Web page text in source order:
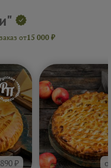
от15 000 ₽
₽